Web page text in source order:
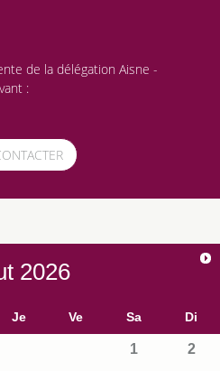
de la délégation Aisne -
:
2026
Je Ve Sa Di
1 2